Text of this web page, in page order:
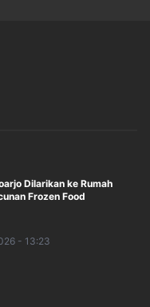
Dilarikan ke Rumah
Frozen Food
- 13:23